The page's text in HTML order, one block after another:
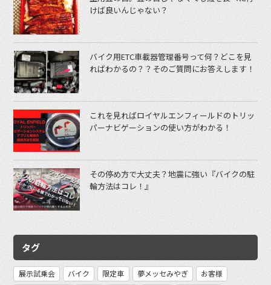
けば良いんじゃない？
バイク用ETC車載器管理番号って何？どこを見
ればわかるの？？そのご質問にお答えします！
これを見ればロイヤルエンフィールドのトリッ
パーナビゲーションの使い方がわかる！
その停め方で大丈夫？地震に強い『バイクの駐
輪方法はコレ！』
タグ
展示試乗会 バイク 限定車 夢メッセみやぎ
お客様